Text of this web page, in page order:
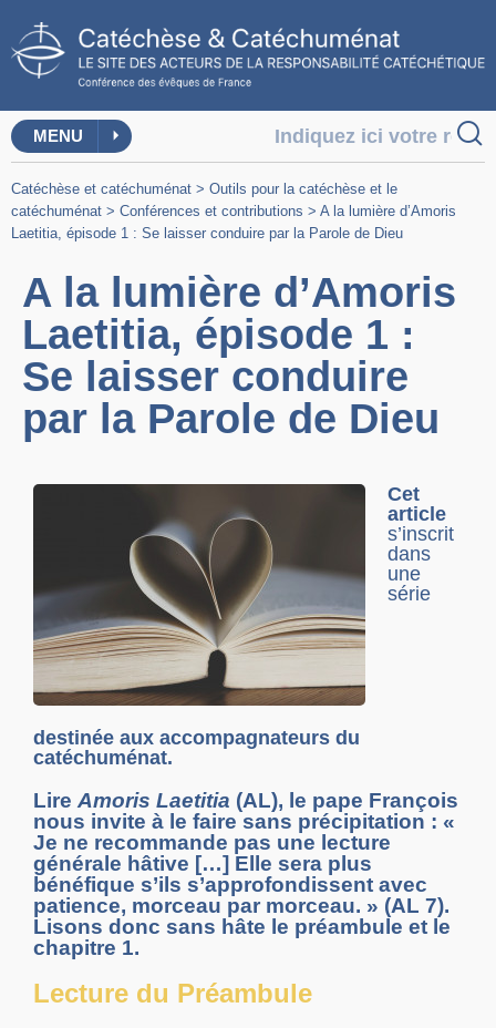
MENU
Catéchèse et catéchuménat > Outils pour la catéchèse et le
catéchuménat > Conférences et contributions > A la lumière d’Amoris
Laetitia, épisode 1 : Se laisser conduire par la Parole de Dieu
A la lumière d’Amoris
Laetitia, épisode 1 :
Se laisser conduire
par la Parole de Dieu
Cet
article
s’inscrit
dans
une
série
destinée aux accompagnateurs du
catéchuménat.
LireAmoris Laetitia (AL), le pape François
nous invite à le faire sans précipitation : «
Je ne recommande pas une lecture
générale hâtive […] Elle sera plus
bénéfique s’ils s’approfondissent avec
patience, morceau par morceau. » (AL 7).
Lisons donc sans hâte le préambule et le
chapitre 1.
Lecture du Préambule